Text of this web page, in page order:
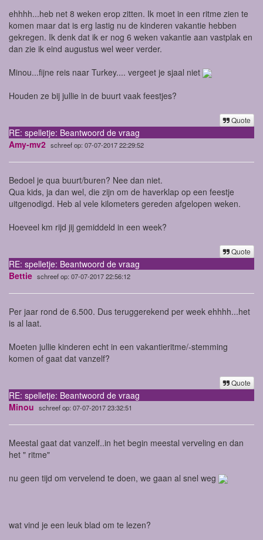
ehhhh...heb net 8 weken erop zitten. Ik moet in een ritme zien te
komen maar dat is erg lastig nu de kinderen vakantie hebben
gekregen. Ik denk dat ik er nog 6 weken vakantie aan vastplak en
dan zie ik eind augustus wel weer verder.
Minou...fijne reis naar Turkey.... vergeet je sjaal niet
Houden ze bij jullie in de buurt vaak feestjes?
Quote
RE: spelletje: Beantwoord de vraag
Amy-mv2 schreef op: 07-07-2017 22:29:52
Bedoel je qua buurt/buren? Nee dan niet.
Qua kids, ja dan wel, die zijn om de haverklap op een feestje
uitgenodigd. Heb al vele kilometers gereden afgelopen weken.
Hoeveel km rijd jij gemiddeld in een week?
Quote
RE: spelletje: Beantwoord de vraag
Bettie schreef op: 07-07-2017 22:56:12
Per jaar rond de 6.500. Dus teruggerekend per week ehhhh...het
is al laat.
Moeten jullie kinderen echt in een vakantieritme/-stemming
komen of gaat dat vanzelf?
Quote
RE: spelletje: Beantwoord de vraag
Minou schreef op: 07-07-2017 23:32:51
Meestal gaat dat vanzelf..in het begin meestal verveling en dan
het " ritme"
nu geen tijd om vervelend te doen, we gaan al snel weg
wat vind je een leuk blad om te lezen?